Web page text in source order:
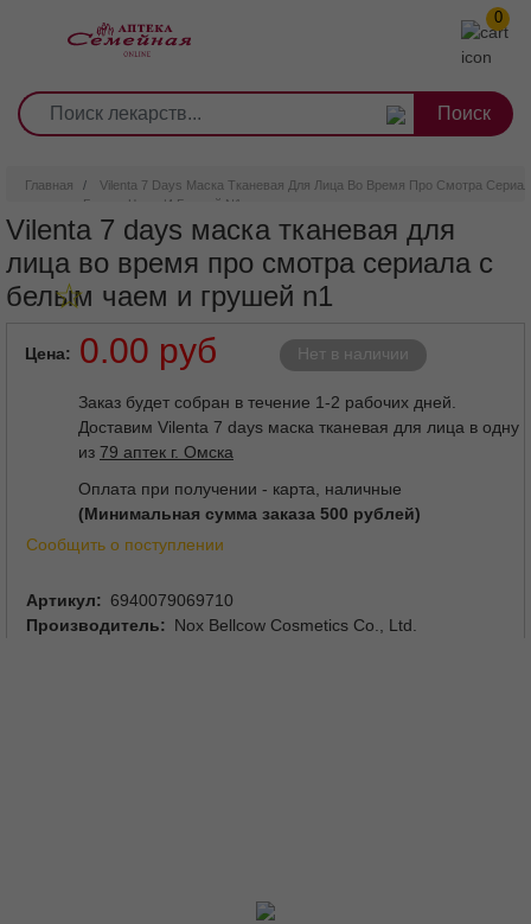
0
Главная
Vilenta 7 Days Маска Тканевая Для Лица Во Время Про Смотра
Белым Чаем И Грушей N1
Vilenta 7 days маска тканевая для
лица во время про смотра сериала с
белым чаем и грушей n1
Цена 0.00 руб Нет в наличии
Заказ будет собран в течение 1-2 рабочих дней.
Доставим Vilenta 7 days маска тканевая для лица в одну
из 79 аптек г. Омска
Оплата при получении - карта, наличные
(Минимальная сумма заказа 500 рублей)
Сообщить о поступлении
Артикул
6940079069710
Производитель
Nox Bellcow Cosmetics Co., Ltd.